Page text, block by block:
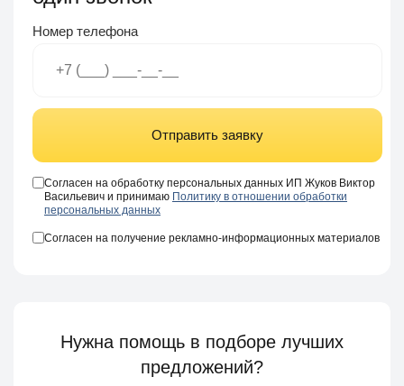
Номер телефона
Отправить заявку
Согласен на обработку персональных данных ИП Жуков Виктор
Васильевич и принимаю Политику в отношении обработки
персональных данных
Согласен на получение рекламно-информационных материалов
Нужна помощь в подборе лучших
предложений?